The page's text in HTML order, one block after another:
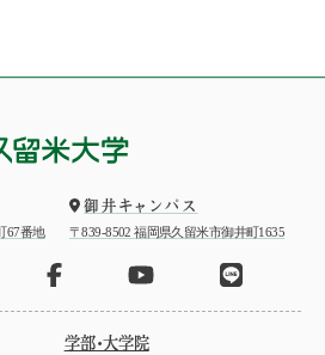
67番地
御井キャンパス
〒839-8502 福岡県久留米市御井町1635
学部・大学院